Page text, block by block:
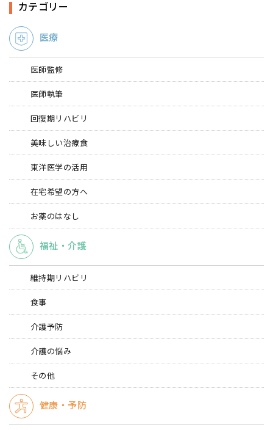
カテゴリー
医療
医師監修
医師執筆
回復期リハビリ
美味しい治療食
東洋医学の活用
在宅希望の方へ
お薬のはなし
福祉・介護
維持期リハビリ
食事
介護予防
介護の悩み
その他
健康・予防